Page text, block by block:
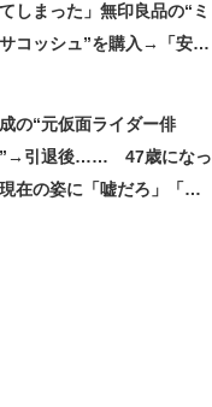
しまった」無印良品の“ミ
コッシュ”を購入→「安心
の“元仮面ライダー俳
引退後…… 47歳になっ
在の姿に「嘘だろ」「声